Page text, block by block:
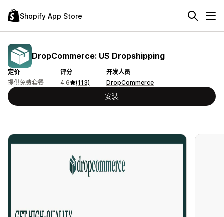
Shopify App Store
DropCommerce: US Dropshipping
定价
提供免费套餐
评分
4.6
(113)
开发人员
DropCommerce
安装